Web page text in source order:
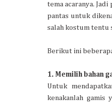
tema acaranya. Jadi
pantas untuk
salah kostum tentu
Berikut ini
1. Memilih bahan
Untuk
kenakanlah gamis